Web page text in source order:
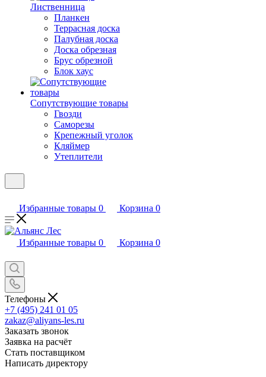
Лиственница
Планкен
Террасная доска
Палубная доска
Доска обрезная
Брус обрезной
Блок хаус
Сопутствующие товары
Гвозди
Саморезы
Крепежный уголок
Кляймер
Утеплители
Избранные товары 0 Корзина 0
Избранные товары 0 Корзина 0
Телефоны
+7 (495) 241 01 05
zakaz@aliyans-les.ru
Заказать звонок
Заявка на расчёт
Стать поставщиком
Написать директору